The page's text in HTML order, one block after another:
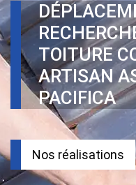
TOITURE
ARTISAN
PACIFICA
Nos réalisations